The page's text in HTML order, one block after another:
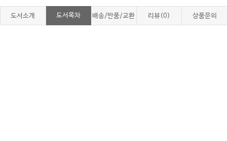
도서소개 도서목차 배송/반품/교환 리뷰(0) 상품문의